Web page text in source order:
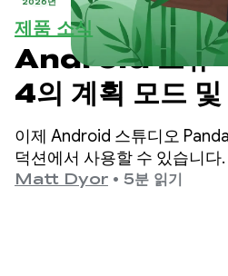
제품 소식
Android 스튜
4의 계획 모드 및
측으로 개발 수준
이제 Android 스튜디오
덕션에서 사용할 수 있습니다
드, 다음 수정 예측 등이 포함
Matt Dyor • 5분 읽기